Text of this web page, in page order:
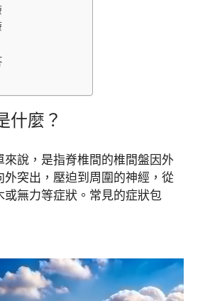
什麼？
來說，是指脊椎間的椎間盤因外
外突出，壓迫到周圍的神經，從
或無力等症狀。常見的症狀包